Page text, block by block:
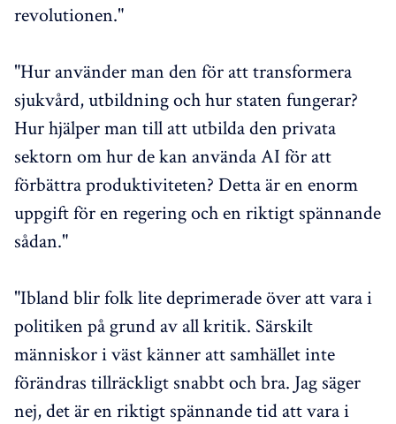
revolutionen."
"Hur använder man den för att transformera
sjukvård, utbildning och hur staten fungerar?
Hur hjälper man till att utbilda den privata
sektorn om hur de kan använda AI för att
förbättra produktiviteten? Detta är en enorm
uppgift för en regering och en riktigt spännande
sådan."
"Ibland blir folk lite deprimerade över att vara i
politiken på grund av all kritik. Särskilt
människor i väst känner att samhället inte
förändras tillräckligt snabbt och bra. Jag säger
nej, det är en riktigt spännande tid att vara i